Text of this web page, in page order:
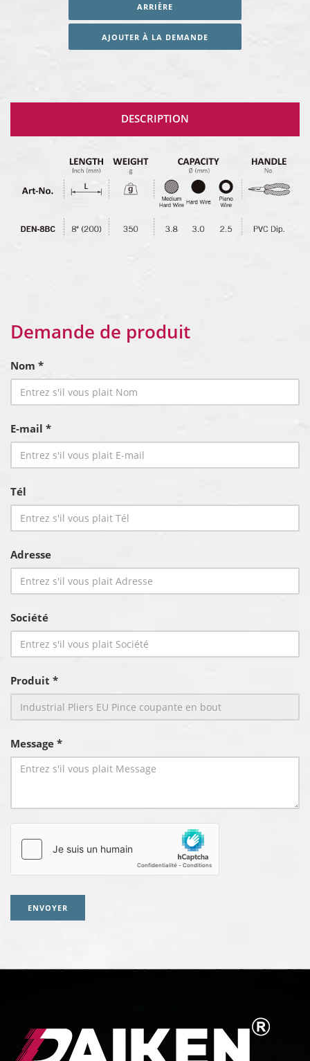
ARRIÈRE
AJOUTER À LA DEMANDE
DESCRIPTION
Demande de produit
Nom *
E-mail *
Tél
Adresse
Société
Produit *
Message *
ENVOYER